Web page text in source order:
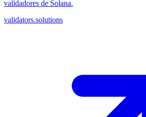
validadores de Solana.
validators.solutions